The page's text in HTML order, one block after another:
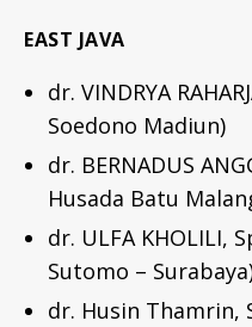
EAST JAVA
dr. VINDRYA
Soedono Madiun)
dr. BERNADUS
Husada Batu
dr. ULFA KHOLILI,
Sutomo –
dr. Husin Thamrin,